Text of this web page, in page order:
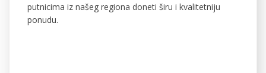
putnicima iz našeg regiona doneti širu i kvalitetniju
ponudu.